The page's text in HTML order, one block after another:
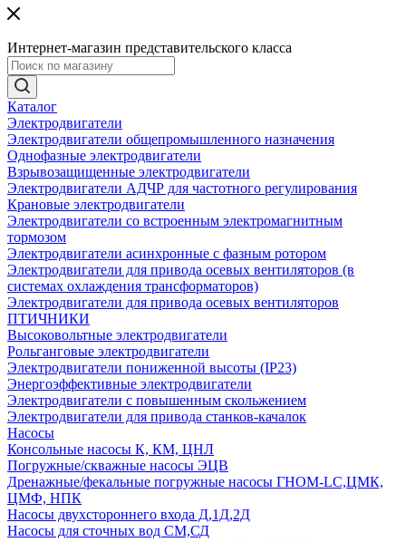
Интернет-магазин представительского класса
Каталог
Электродвигатели
Электродвигатели общепромышленного назначения
Однофазные электродвигатели
Взрывозащищенные электродвигатели
Электродвигатели АДЧР для частотного регулирования
Крановые электродвигатели
Электродвигатели со встроенным электромагнитным
тормозом
Электродвигатели асинхронные с фазным ротором
Электродвигатели для привода осевых вентиляторов (в
системах охлаждения трансформаторов)
Электродвигатели для привода осевых вентиляторов
ПТИЧНИКИ
Высоковольтные электродвигатели
Рольганговые электродвигатели
Электродвигатели пониженной высоты (IP23)
Энергоэффективные электродвигатели
Электродвигатели с повышенным скольжением
Электродвигатели для привода станков-качалок
Насосы
Консольные насосы К, КМ, ЦНЛ
Погружные/скважные насосы ЭЦВ
Дренажные/фекальные погружные насосы ГНОМ-LC,ЦМК,
ЦМФ, НПК
Насосы двухстороннего входа Д,1Д,2Д
Насосы для сточных вод СМ,СД